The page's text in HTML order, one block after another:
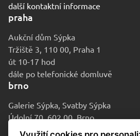
další kontaktní informace
praha
Aukční dům Sýpka
Tržiště 3, 110 00, Praha 1
út 10-17 hod
dále po telefonické domluvě
brno
Galerie Sýpka, Svatby Sýpka
Údolní 70, 602 00, Brno
po-pá 9-16 hod